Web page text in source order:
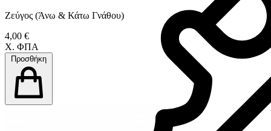
Ζεύγος (Άνω & Κάτω Γνάθου)
4,00 €
Χ. ΦΠΑ
Προσθήκη